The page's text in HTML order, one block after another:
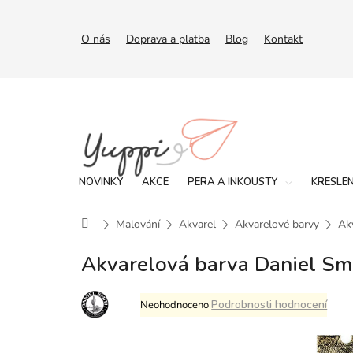
O nás Doprava a platba Blog Kontakt
NOVINKY AKCE PERA A INKOUSTY
DomůMalování Akvarel Akvarelové barvy
Akvarelová barva Daniel
Průměrné
hodnocení
NeohodnocenoPodrobnosti hodnocení